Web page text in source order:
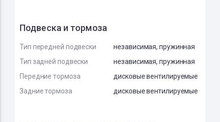
Подвеска и тормоза
Тип передней подвески
независимая, пружинная
Тип задней подвески
независимая, пружинная
Передние тормоза
дисковые вентилируемые
Задние тормоза
дисковые вентилируемые